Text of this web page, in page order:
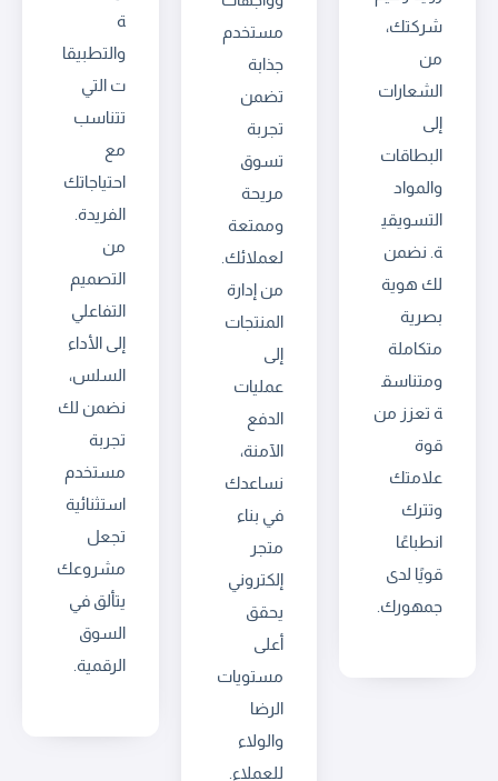
شركتك،
من
الشعارات
إلى
البطاقات
والمواد
التسويقي
ة. نضمن
لك هوية
بصرية
متكاملة
ومتناسق
ة تعزز من
قوة
علامتك
وتترك
انطباعًا
قويًا لدى
جمهورك.
مستخدم
جذابة
تضمن
تجربة
تسوق
مريحة
وممتعة
لعملائك.
من إدارة
المنتجات
إلى
عمليات
الدفع
الآمنة،
نساعدك
في بناء
متجر
إلكتروني
يحقق
أعلى
مستويات
الرضا
والولاء
للعملاء.
ة
والتطبيقا
ت التي
تتناسب
مع
احتياجاتك
الفريدة.
من
التصميم
التفاعلي
إلى الأداء
السلس،
نضمن لك
تجربة
مستخدم
استثنائية
تجعل
مشروعك
يتألق في
السوق
الرقمية.